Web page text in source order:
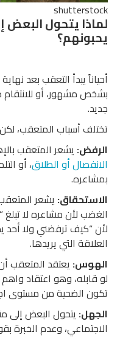
shutterstock
لماذا يتحول البعض
يحبونهم؟
أحياناً يبدأ التعقب بعد
بشخص مشهور، أو
جديد.
تختلف أسباب المتعقب،
الرفض:يشعر المتعقب
الانفصال أو الطلاق، أو
بمشاعره.
الاستحقاق: يشعر
الغضب لأن مشاعره لا
لأن “كيف ترفضني ولا أحد
العلاقة التي يريدها.
الهوس: يعتقد المتعقب
لو قابله، وهو اعتقاد
تكون الضحية من مستوى
الجهل: يتحول البعض إلى
الاجتماعي، وعدم الخبرة